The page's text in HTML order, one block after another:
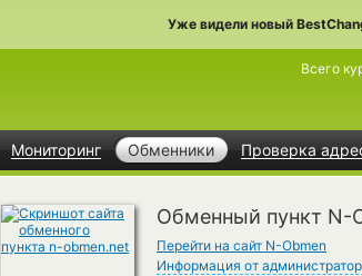
Уже видели новый
Мониторинг Обменники Проверка
Всего
Обменный пункт N-
Перейти на сайт N-Obmen
Информация от